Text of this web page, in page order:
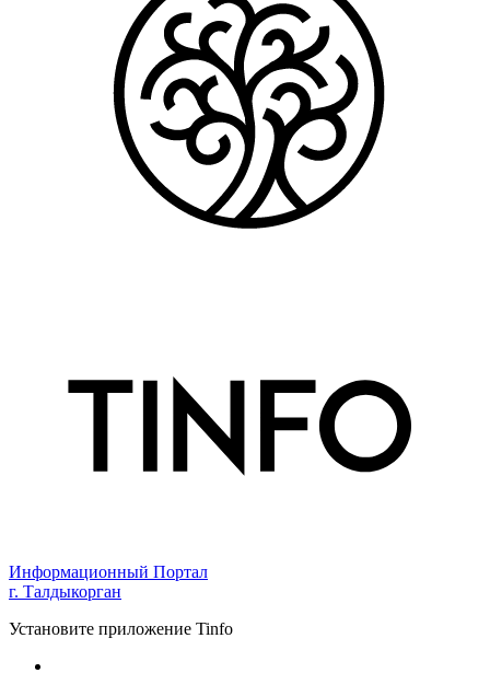
Информационный Портал
г. Талдыкорган
Установите приложение Tinfo